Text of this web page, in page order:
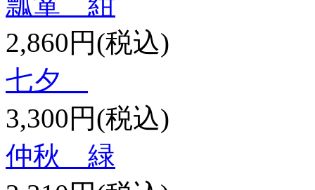
2,860円(税込)
七夕
3,300円(税込)
仲秋 緑